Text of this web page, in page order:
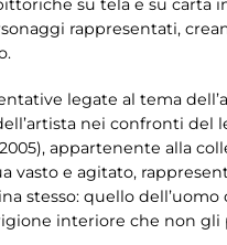
su tela e su carta
rappresentati,
legate al tema
nei confronti del
appartenente alla
vasto e agitato,
stesso: quello dell’uomo
interiore che non